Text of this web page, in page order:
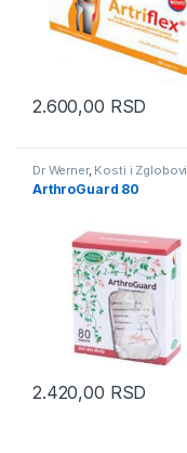
2.600,00 RSD
Dr Werner, Kosti i Zglobovi
ArthroGuard 80
2.420,00 RSD